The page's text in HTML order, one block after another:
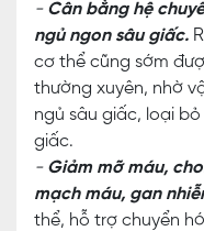
- Cân bằng hệ
ngủ ngon sâu giấc.
cơ thể cũng sớm
thường xuyên, nhờ
ngủ sâu giấc, loại
giấc.
- Giảm mỡ máu,
mạch máu, gan
thể, hỗ trợ chuyển